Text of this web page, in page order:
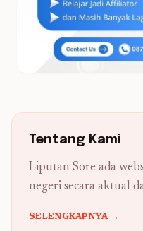
Tentang Kami
Liputan Sore ada
negeri secara aktual
SELENGKAPNYA →